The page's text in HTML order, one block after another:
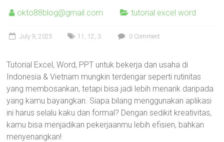
okto88blog@gmail.com tutorial excel word
July 9, 2025 11 , 12 , 3 0 Comment
Tutorial Excel, Word, PPT untuk bekerja dan usaha di
Indonesia & Vietnam mungkin terdengar seperti rutinitas
yang membosankan, tetapi bisa jadi lebih menarik daripada
yang kamu bayangkan. Siapa bilang menggunakan aplikasi
ini harus selalu kaku dan formal? Dengan sedikit kreativitas,
kamu bisa menjadikan pekerjaanmu lebih efisien, bahkan
menyenangkan!